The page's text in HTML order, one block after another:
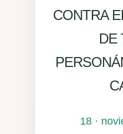
CONTRA
DE
18 ·